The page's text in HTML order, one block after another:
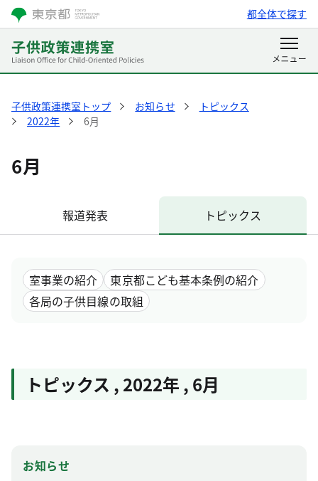
都全体で探す
子供政策連携室トップ お知らせ
トピックス
2022年
6月
6月
報道発表 トピックス
室事業の紹介
東京都こども基本条例の紹介
各局の子供目線の取組
トピックス , 2022年 , 6月
お知らせ